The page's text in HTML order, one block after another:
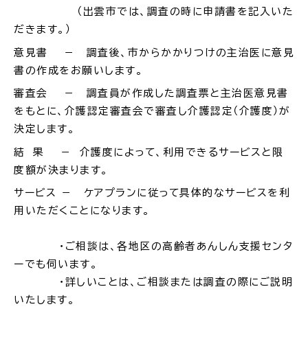
入園・入学 結婚・離婚
引っ越し
高齢者・介護
おくやみ
（出雲市では、調査の時に申請書を記入いた
だきます。）
意見書 － 調査後、市からかかりつけの主治医に意見
書の作成をお願いします。
審査会 － 調査員が作成した調査票と主治医意見書
をもとに、介護認定審査会で審査し介護認定（介護度）が
決定します。
結 果 － 介護度によって、利用できるサービスと限
度額が決まります。
サービス － ケアプランに従って具体的なサービスを利
用いただくことになります。
・ご相談は、各地区の高齢者あんしん支援センタ
ーでも伺います。
・詳しいことは、ご相談または調査の際にご説明
いたします。